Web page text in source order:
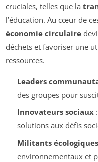
cruciales, telles que la
l’éducation. Au cœur de
économie circulaire
déchets et favoriser une
ressources.
Leaders
des groupes pour
Innovateurs sociaux:
solutions aux défis
Militants écologiques
environnementaux et